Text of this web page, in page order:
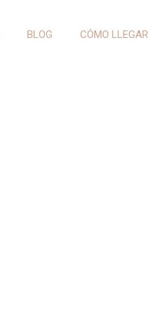
BLOG CÓMO LLEGAR